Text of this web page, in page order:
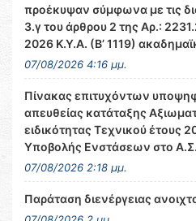
προέκυψαν σύμφωνα με τις
3.γ του άρθρου 2 της Αρ.:
2026 Κ.Υ.Α. (Β’ 1119)
07/08/2026 4:16 μμ.
Πίνακας επιτυχόντων
απευθείας κατάταξης
ειδικότητας Τεχνικού έτους
Υποβολής Ενστάσεων στο
07/08/2026 2:18 μμ.
Παράταση διενέργειας